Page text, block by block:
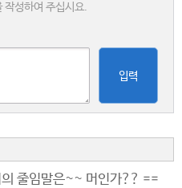
작성하여 주십시요.
입력
줄임말은~~ 머인가?? ==